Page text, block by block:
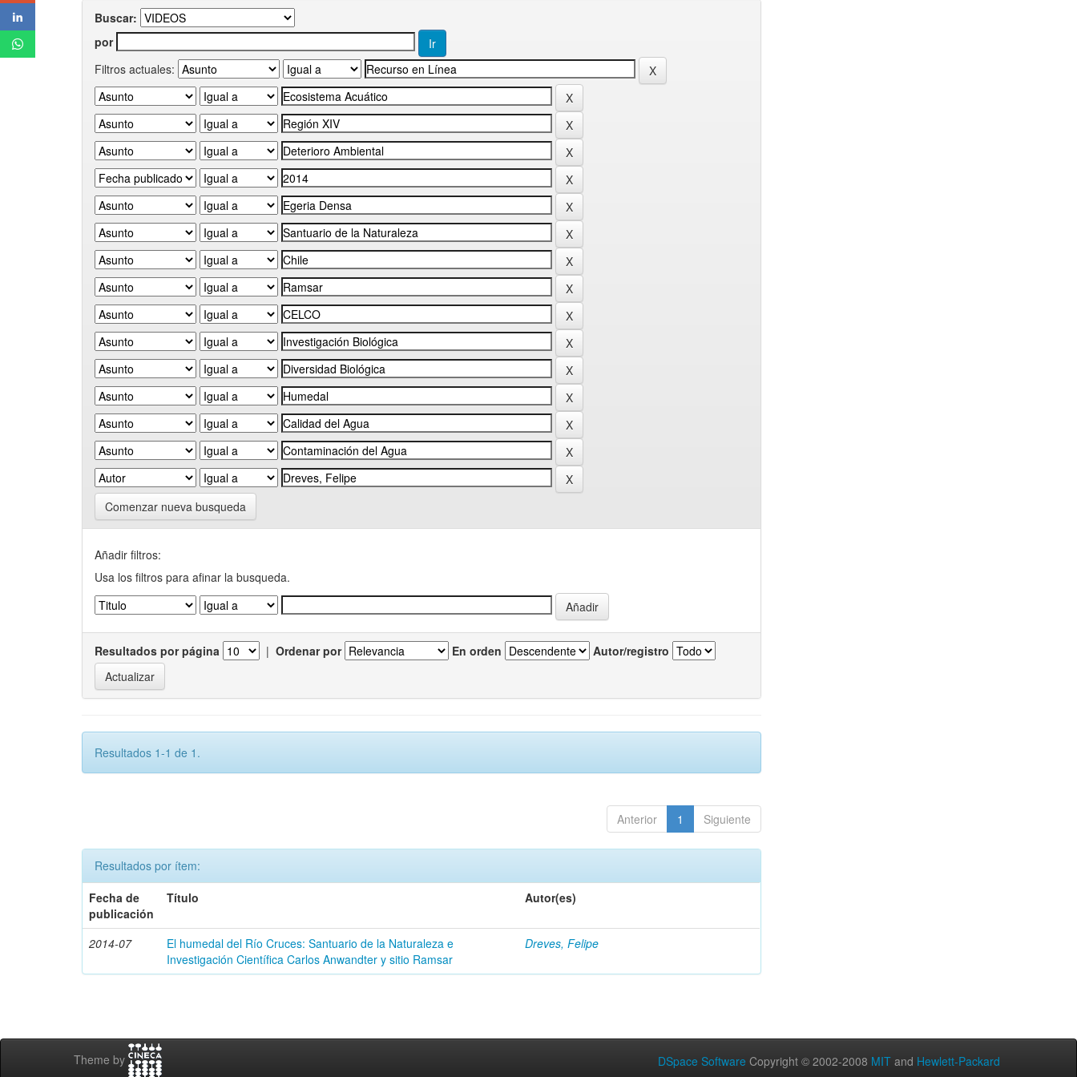
Buscar:
por
Filtros actuales:
Comenzar nueva busqueda
Añadir filtros:
Usa los filtros para afinar la busqueda.
Resultados por página | Ordenar por En orden Autor/registro
Resultados 1-1 de 1.
Anterior 1 Siguiente
Resultados por ítem:
Fecha de
publicación
Título Autor(es)
2014-07
El humedal del Río Cruces: Santuario de la Naturaleza e
Investigación Científica Carlos Anwandter y sitio Ramsar
Dreves, Felipe
Theme by DSpace Software Copyright © 2002-2008 MIT and Hewlett-Packard